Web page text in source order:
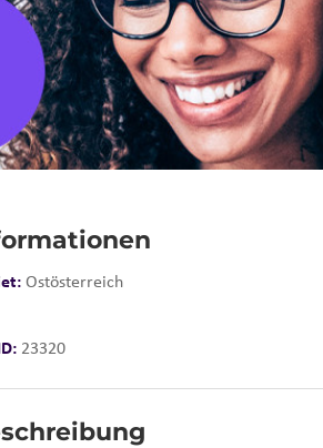
Ostösterreich
23320